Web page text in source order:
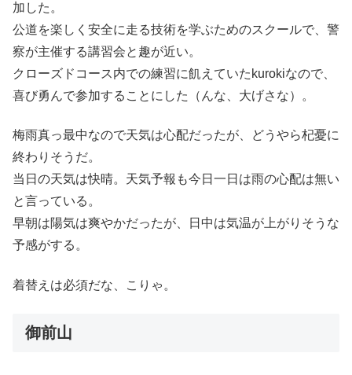
加した。
公道を楽しく安全に走る技術を学ぶためのスクールで、警
察が主催する講習会と趣が近い。
クローズドコース内での練習に飢えていたkurokiなので、
喜び勇んで参加することにした（んな、大げさな）。
梅雨真っ最中なので天気は心配だったが、どうやら杞憂に
終わりそうだ。
当日の天気は快晴。天気予報も今日一日は雨の心配は無い
と言っている。
早朝は陽気は爽やかだったが、日中は気温が上がりそうな
予感がする。
着替えは必須だな、こりゃ。
御前山